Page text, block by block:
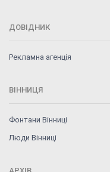
ДОВІДНИК
Рекламна агенція
ВІННИЦЯ
Фонтани Вінниці
Люди Вінниці